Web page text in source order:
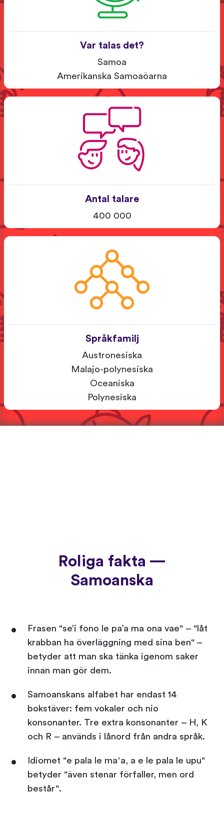
Var talas det?
Samoa
Amerikanska Samoaöarna
Antal talare
400 000
Språkfamilj
Austronesiska
Malajo-polynesiska
Oceaniska
Polynesiska
Roliga fakta —
Samoanska
Frasen "se’i fono le pa’a ma ona vae" – "låt
krabban ha överläggning med sina ben" –
betyder att man ska tänka igenom saker
innan man gör dem.
Samoanskans alfabet har endast 14
bokstäver: fem vokaler och nio
konsonanter. Tre extra konsonanter – H, K
och R – används i lånord från andra språk.
Idiomet "e pala le maʻa, a e le pala le upu"
betyder "även stenar förfaller, men ord
består".